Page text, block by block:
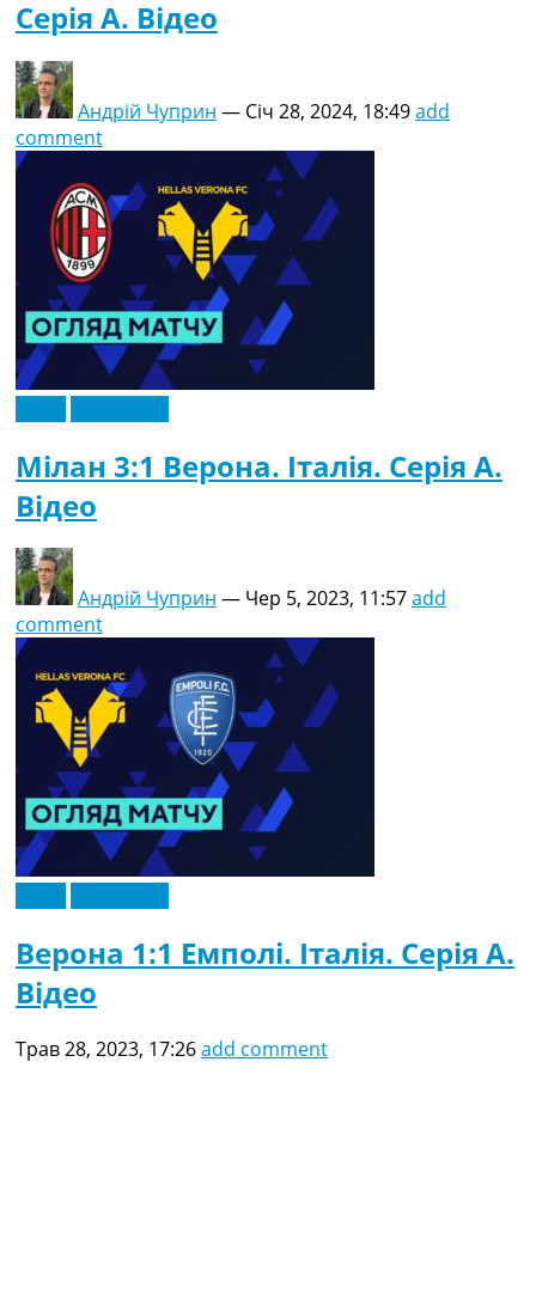
Серія A. Відео
Андрій Чуприн — Січ 28, 2024, 18:49add
comment
Мілан 3:1 Верона. Італія. Серія A.
Відео
Андрій Чуприн — Чер 5, 2023, 11:57add
comment
Верона 1:1 Емполі. Італія. Серія A.
Відео
Трав 28, 2023, 17:26add comment